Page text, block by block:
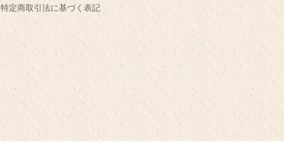
特定商取引法に基づく表記